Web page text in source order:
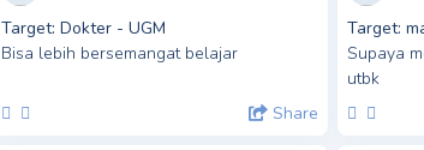
Target: Dokter - UGM
Bisa lebih bersemangat belajar
Share
Target:
Supaya
utbk